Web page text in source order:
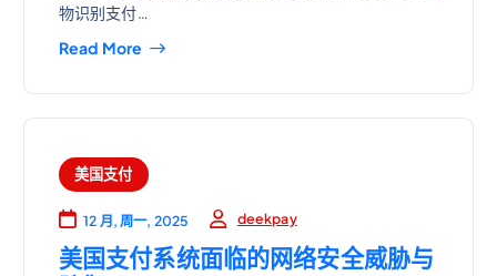
物识别支付…
Read More
美国支付
12 月, 周一, 2025 deekpay
美国支付系统面临的网络安全威胁与